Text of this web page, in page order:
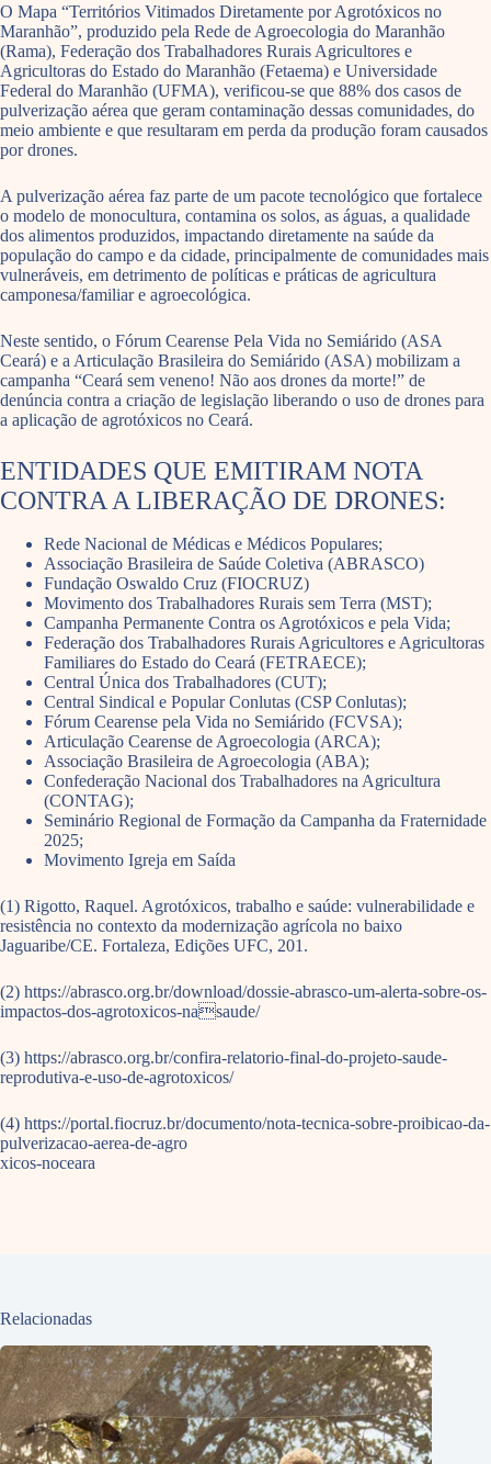
O Mapa “Territórios Vitimados Diretamente por Agrotóxicos no
Maranhão”, produzido pela Rede de Agroecologia do Maranhão
(Rama), Federação dos Trabalhadores Rurais Agricultores e
Agricultoras do Estado do Maranhão (Fetaema) e Universidade
Federal do Maranhão (UFMA), verificou-se que 88% dos casos de
pulverização aérea que geram contaminação dessas comunidades, do
meio ambiente e que resultaram em perda da produção foram causados
por drones.
A pulverização aérea faz parte de um pacote tecnológico que fortalece
o modelo de monocultura, contamina os solos, as águas, a qualidade
dos alimentos produzidos, impactando diretamente na saúde da
população do campo e da cidade, principalmente de comunidades mais
vulneráveis, em detrimento de políticas e práticas de agricultura
camponesa/familiar e agroecológica.
Neste sentido, o Fórum Cearense Pela Vida no Semiárido (ASA
Ceará) e a Articulação Brasileira do Semiárido (ASA) mobilizam a
campanha “Ceará sem veneno! Não aos drones da morte!” de
denúncia contra a criação de legislação liberando o uso de drones para
a aplicação de agrotóxicos no Ceará.
ENTIDADES QUE EMITIRAM NOTA
CONTRA A LIBERAÇÃO DE DRONES:
Rede Nacional de Médicas e Médicos Populares;
Associação Brasileira de Saúde Coletiva (ABRASCO)
Fundação Oswaldo Cruz (FIOCRUZ)
Movimento dos Trabalhadores Rurais sem Terra (MST);
Campanha Permanente Contra os Agrotóxicos e pela Vida;
Federação dos Trabalhadores Rurais Agricultores e Agricultoras
Familiares do Estado do Ceará (FETRAECE);
Central Única dos Trabalhadores (CUT);
Central Sindical e Popular Conlutas (CSP Conlutas);
Fórum Cearense pela Vida no Semiárido (FCVSA);
Articulação Cearense de Agroecologia (ARCA);
Associação Brasileira de Agroecologia (ABA);
Confederação Nacional dos Trabalhadores na Agricultura
(CONTAG);
Seminário Regional de Formação da Campanha da Fraternidade
2025;
Movimento Igreja em Saída
(1) Rigotto, Raquel. Agrotóxicos, trabalho e saúde: vulnerabilidade e
resistência no contexto da modernização agrícola no baixo
Jaguaribe/CE. Fortaleza, Edições UFC, 201.
(2) https://abrasco.org.br/download/dossie-abrasco-um-alerta-sobre-os-
impactos-dos-agrotoxicos-nasaude/
(3) https://abrasco.org.br/confira-relatorio-final-do-projeto-saude-
reprodutiva-e-uso-de-agrotoxicos/
(4) https://portal.fiocruz.br/documento/nota-tecnica-sobre-proibicao-da-
pulverizacao-aerea-de-agro
xicos-noceara
Relacionadas